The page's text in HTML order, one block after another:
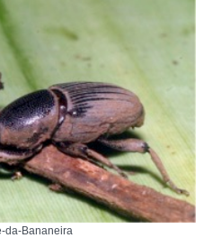
da-Bananeira